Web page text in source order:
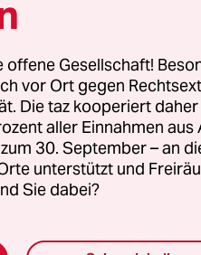
Gesellschaft!
vor Ort gegen
Die taz kooperiert daher
aller Einnahmen aus
30. September – an
unterstützt und
Sie dabei?